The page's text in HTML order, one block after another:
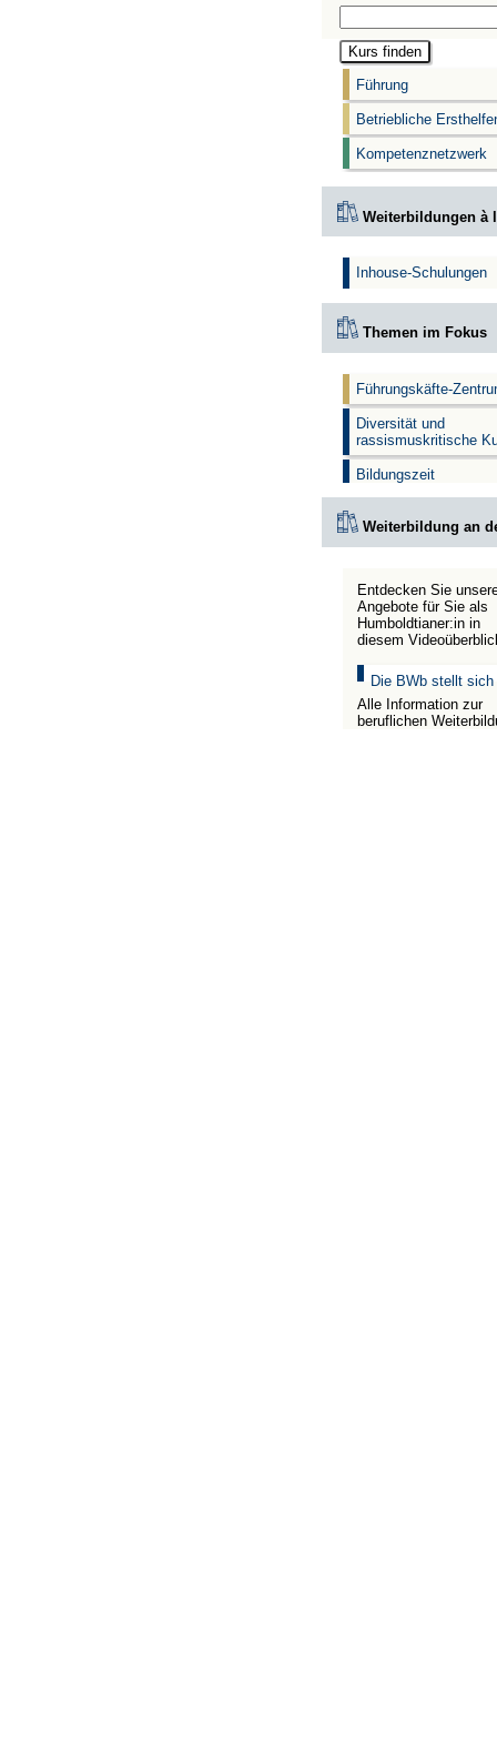
Führung
Betriebliche
Kompetenznetzwerk
Weiterbildungen à
Inhouse-Schulungen
Themen im Fokus
Führungskäfte-
Diversität und
rassismuskritische
Bildungszeit
Weiterbildung an
Entdecken Sie
Angebote für Sie als
Humboldtianer:in in
diesem
Die BWb stellt sich
Alle Information zur
beruflichen